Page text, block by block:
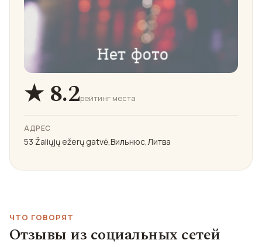
★ 8.2рейтинг места
АДРЕС
53 Žaliųjų ežerų gatvė,Вильнюс,Литва
ЧТО ГОВОРЯТ
Отзывы из социальных сетей